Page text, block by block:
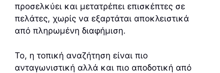
προσελκύει και μετατρέπει επισκέπτες σε
πελάτες, χωρίς να εξαρτάται αποκλειστικά
από πληρωμένη διαφήμιση.
Το, η τοπική αναζήτηση είναι πιο
ανταγωνιστική αλλά και πιο αποδοτική από